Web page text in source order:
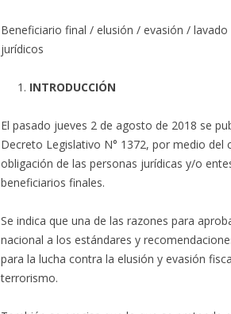
Beneficiario final / elusión / evasión /
jurídicos
INTRODUCCIÓN
El pasado jueves 2 de agosto de 2018 se
Decreto Legislativo N° 1372, por medio del
obligación de las personas jurídicas y/o
beneficiarios finales.
Se indica que una de las razones para
nacional a los estándares y
para la lucha contra la elusión y evasión
terrorismo.